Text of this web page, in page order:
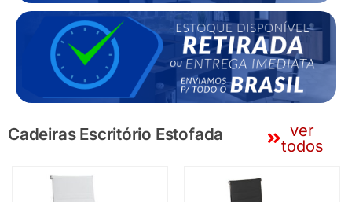
Cadeiras Escritório Estofada
ver
todos